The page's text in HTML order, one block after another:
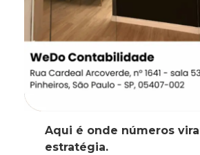
Aqui é onde números
estratégia.